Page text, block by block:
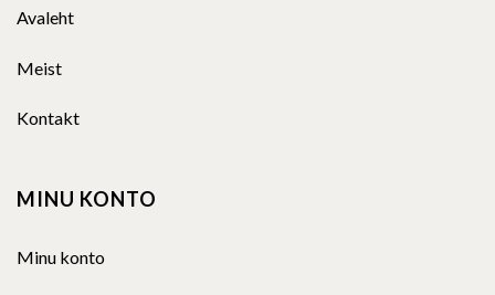
Avaleht
Meist
Kontakt
MINU KONTO
Minu konto